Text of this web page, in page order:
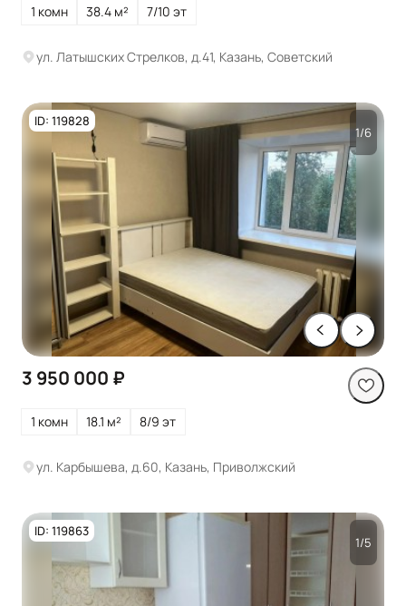
1 комн 38.4 м² 7/10 эт
ул. Латышских Стрелков, д.41, Казань, Советский
ID: 119828
1/6
3 950 000 ₽
1 комн 18.1 м² 8/9 эт
ул. Карбышева, д.60, Казань, Приволжский
ID: 119863
1/5